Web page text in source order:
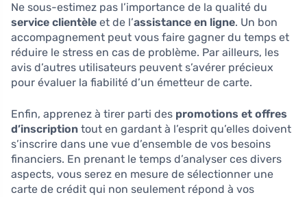
Ne sous-estimez pas l’importance de la qualité du
service clientèle et de l’assistance en ligne. Un bon
accompagnement peut vous faire gagner du temps et
réduire le stress en cas de problème. Par ailleurs, les
avis d’autres utilisateurs peuvent s’avérer précieux
pour évaluer la fiabilité d’un émetteur de carte.
Enfin, apprenez à tirer parti des promotions et offres
d’inscription tout en gardant à l’esprit qu’elles doivent
s’inscrire dans une vue d’ensemble de vos besoins
financiers. En prenant le temps d’analyser ces divers
aspects, vous serez en mesure de sélectionner une
carte de crédit qui non seulement répond à vos